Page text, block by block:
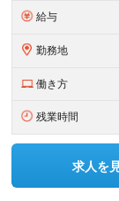
給与
勤務地
働き方
残業時間
求人を